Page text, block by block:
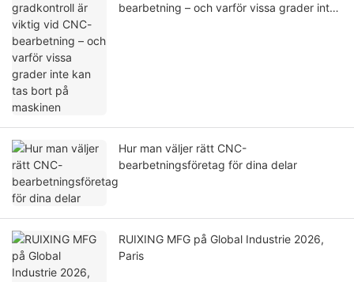
bearbetning – och varför vissa grader inte
Hur man väljer rätt CNC-
bearbetningsföretag för dina delar
RUIXING MFG på Global Industrie 2026,
Paris